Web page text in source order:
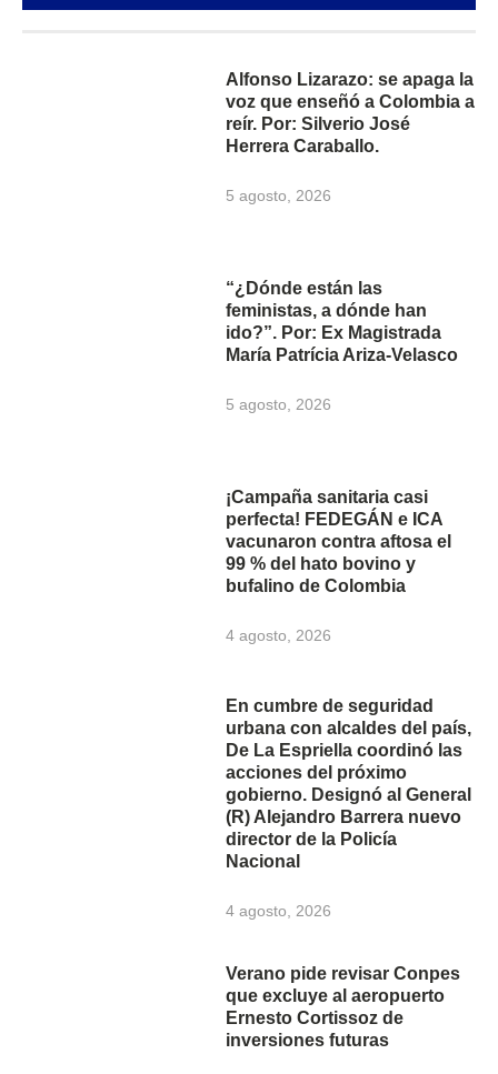
Alfonso Lizarazo: se apaga la
voz que enseñó a Colombia a
reír. Por: Silverio José
Herrera Caraballo.
5 agosto, 2026
“¿Dónde están las
feministas, a dónde han
ido?”. Por: Ex Magistrada
María Patrícia Ariza-Velasco
5 agosto, 2026
¡Campaña sanitaria casi
perfecta! FEDEGÁN e ICA
vacunaron contra aftosa el
99 % del hato bovino y
bufalino de Colombia
4 agosto, 2026
En cumbre de seguridad
urbana con alcaldes del país,
De La Espriella coordinó las
acciones del próximo
gobierno. Designó al General
(R) Alejandro Barrera nuevo
director de la Policía
Nacional
4 agosto, 2026
Verano pide revisar Conpes
que excluye al aeropuerto
Ernesto Cortissoz de
inversiones futuras